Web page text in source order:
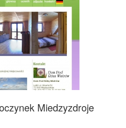
Miedzyzdroje